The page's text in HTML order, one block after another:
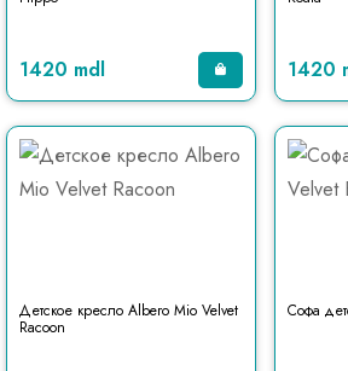
1420 mdl 1420
Детское кресло Albero Mio Velvet
Racoon
Софа